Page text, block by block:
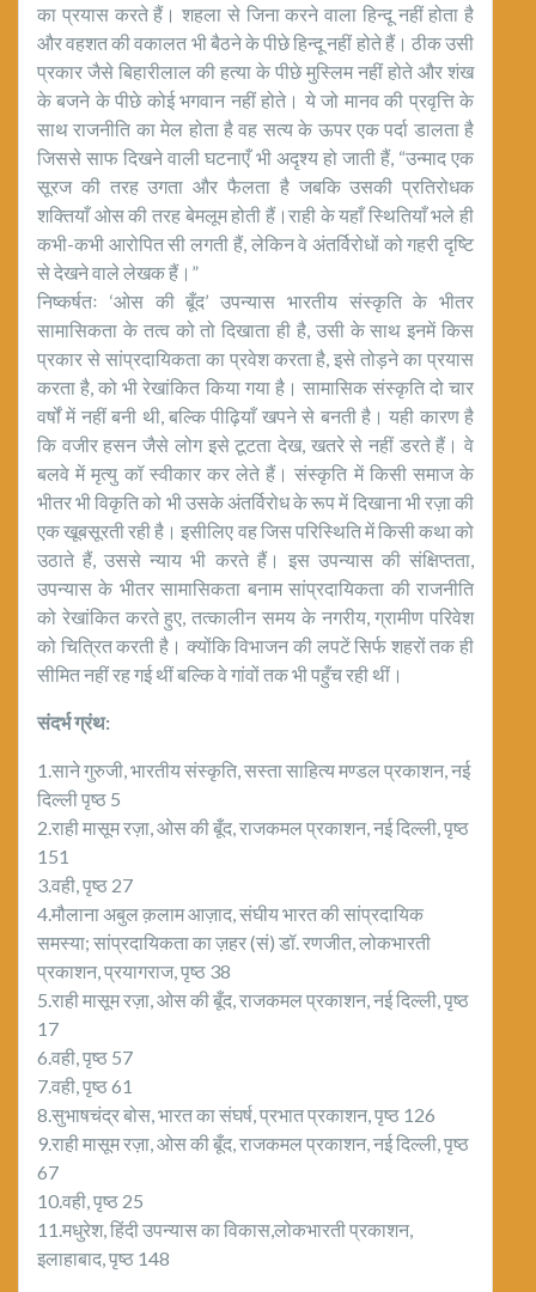
का प्रयास करते हैं। शहला से जिना करने वाला हिन्दू नहीं होता है
और वहशत की वकालत भी बैठने के पीछे हिन्दू नहीं होते हैं। ठीक उसी
प्रकार जैसे बिहारीलाल की हत्या के पीछे मुस्लिम नहीं होते और शंख
के बजने के पीछे कोई भगवान नहीं होते। ये जो मानव की प्रवृत्ति के
साथ राजनीति का मेल होता है वह सत्य के ऊपर एक पर्दा डालता है
जिससे साफ दिखने वाली घटनाएँ भी अदृश्य हो जाती हैं, “उन्माद एक
सूरज की तरह उगता और फैलता है जबकि उसकी प्रतिरोधक
शक्तियाँ ओस की तरह बेमलूम होती हैं।राही के यहाँ स्थितियाँ भले ही
कभी-कभी आरोपित सी लगती हैं, लेकिन वे अंतर्विरोधों को गहरी दृष्टि
से देखने वाले लेखक हैं।”
निष्कर्षतः ‘ओस की बूँद’ उपन्यास भारतीय संस्कृति के भीतर
सामासिकता के तत्व को तो दिखाता ही है, उसी के साथ इनमें किस
प्रकार से सांप्रदायिकता का प्रवेश करता है, इसे तोड़ने का प्रयास
करता है, को भी रेखांकित किया गया है। सामासिक संस्कृति दो चार
वर्षों में नहीं बनी थी, बल्कि पीढ़ियाँ खपने से बनती है। यही कारण है
कि वजीर हसन जैसे लोग इसे टूटता देख, खतरे से नहीं डरते हैं। वे
बलवे में मृत्यु कॉ स्वीकार कर लेते हैं। संस्कृति में किसी समाज के
भीतर भी विकृति को भी उसके अंतर्विरोध के रूप में दिखाना भी रज़ा की
एक खूबसूरती रही है। इसीलिए वह जिस परिस्थिति में किसी कथा को
उठाते हैं, उससे न्याय भी करते हैं। इस उपन्यास की संक्षिप्तता,
उपन्यास के भीतर सामासिकता बनाम सांप्रदायिकता की राजनीति
को रेखांकित करते हुए, तत्कालीन समय के नगरीय, ग्रामीण परिवेश
को चित्रित करती है। क्योंकि विभाजन की लपटें सिर्फ शहरों तक ही
सीमित नहीं रह गई थीं बल्कि वे गांवों तक भी पहुँच रही थीं।
संदर्भ ग्रंथ:
1.साने गुरुजी, भारतीय संस्कृति, सस्ता साहित्य मण्डल प्रकाशन, नई
दिल्ली पृष्ठ 5
2.राही मासूम रज़ा, ओस की बूँद, राजकमल प्रकाशन, नई दिल्ली, पृष्ठ
151
3.वही, पृष्ठ 27
4.मौलाना अबुल क़लाम आज़ाद, संघीय भारत की सांप्रदायिक
समस्या; सांप्रदायिकता का ज़हर (सं) डॉ. रणजीत, लोकभारती
प्रकाशन, प्रयागराज, पृष्ठ 38
5.राही मासूम रज़ा, ओस की बूँद, राजकमल प्रकाशन, नई दिल्ली, पृष्ठ
17
6.वही, पृष्ठ 57
7.वही, पृष्ठ 61
8.सुभाषचंद्र बोस, भारत का संघर्ष, प्रभात प्रकाशन, पृष्ठ 126
9.राही मासूम रज़ा, ओस की बूँद, राजकमल प्रकाशन, नई दिल्ली, पृष्ठ
67
10.वही, पृष्ठ 25
11.मधुरेश, हिंदी उपन्यास का विकास,लोकभारती प्रकाशन,
इलाहाबाद, पृष्ठ 148